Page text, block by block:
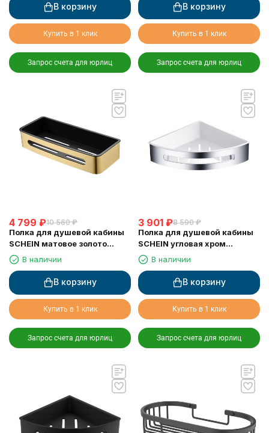
В корзину
Купить в 1 клик
Запрос счета для юрлиц
В корзину
Купить в 1 клик
Запрос счета для юрлиц
4 799 ₽10 560 ₽
Полка для душевой кабины
SCHEIN матовое золото
(9327BG)
В наличии
В корзину
Купить в 1 клик
Запрос счета для юрлиц
3 901 ₽8 590 ₽
Полка для душевой кабины
SCHEIN угловая хром
(9326CH)
В наличии
В корзину
Купить в 1 клик
Запрос счета для юрлиц